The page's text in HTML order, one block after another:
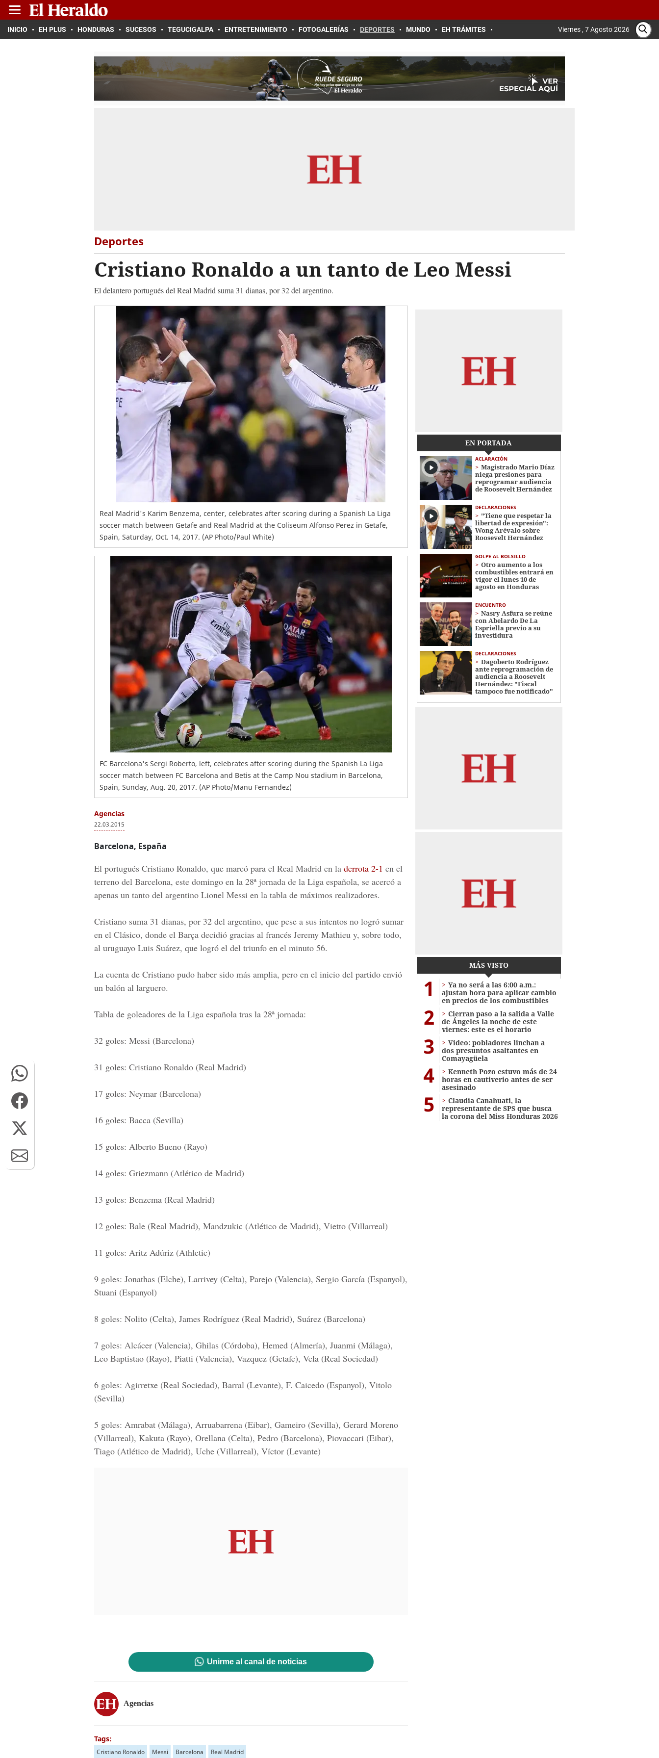
INICIO EH PLUS HONDURAS SUCESOS TEGUCIGALPA ENTRETENIMIENTO FOTOGALERÍAS DEPORTES MUNDO EH TRÁMITES Viernes , 7 Agosto 2026
Deportes
Cristiano Ronaldo a un tanto de Leo Messi
El delantero portugués del Real Madrid suma 31 dianas, por 32 del argentino.
Real Madrid's Karim Benzema, center, celebrates after scoring during a Spanish La Liga
soccer match between Getafe and Real Madrid at the Coliseum Alfonso Perez in Getafe,
Spain, Saturday, Oct. 14, 2017. (AP Photo/Paul White)
FC Barcelona's Sergi Roberto, left, celebrates after scoring during the Spanish La Liga
soccer match between FC Barcelona and Betis at the Camp Nou stadium in Barcelona,
Spain, Sunday, Aug. 20, 2017. (AP Photo/Manu Fernandez)
Agencias
22.03.2015
Barcelona, España
El portugués Cristiano Ronaldo, que marcó para el Real Madrid en la derrota 2-1 en el
terreno del Barcelona, este domingo en la 28ª jornada de la Liga española, se acercó a
apenas un tanto del argentino Lionel Messi en la tabla de máximos realizadores.
Cristiano suma 31 dianas, por 32 del argentino, que pese a sus intentos no logró sumar
en el Clásico, donde el Barça decidió gracias al francés Jeremy Mathieu y, sobre todo,
al uruguayo Luis Suárez, que logró el del triunfo en el minuto 56.
La cuenta de Cristiano pudo haber sido más amplia, pero en el inicio del partido envió
un balón al larguero.
Tabla de goleadores de la Liga española tras la 28ª jornada:
32 goles: Messi (Barcelona)
31 goles: Cristiano Ronaldo (Real Madrid)
17 goles: Neymar (Barcelona)
16 goles: Bacca (Sevilla)
15 goles: Alberto Bueno (Rayo)
14 goles: Griezmann (Atlético de Madrid)
13 goles: Benzema (Real Madrid)
12 goles: Bale (Real Madrid), Mandzukic (Atlético de Madrid), Vietto (Villarreal)
11 goles: Aritz Adúriz (Athletic)
9 goles: Jonathas (Elche), Larrivey (Celta), Parejo (Valencia), Sergio García (Espanyol),
Stuani (Espanyol)
8 goles: Nolito (Celta), James Rodríguez (Real Madrid), Suárez (Barcelona)
7 goles: Alcácer (Valencia), Ghilas (Córdoba), Hemed (Almería), Juanmi (Málaga),
Leo Baptistao (Rayo), Piatti (Valencia), Vazquez (Getafe), Vela (Real Sociedad)
6 goles: Agirretxe (Real Sociedad), Barral (Levante), F. Caicedo (Espanyol), Vitolo
(Sevilla)
5 goles: Amrabat (Málaga), Arruabarrena (Eibar), Gameiro (Sevilla), Gerard Moreno
(Villarreal), Kakuta (Rayo), Orellana (Celta), Pedro (Barcelona), Piovaccari (Eibar),
Tiago (Atlético de Madrid), Uche (Villarreal), Víctor (Levante)
Unirme al canal de noticias
Agencias
Tags:
Cristiano Ronaldo Messi Barcelona Real Madrid
EN PORTADA
ACLARACIÓN
Magistrado Mario Díaz
niega presiones para
reprogramar audiencia
de Roosevelt Hernández
DECLARACIONES
"Tiene que respetar la
libertad de expresión":
Wong Arévalo sobre
Roosevelt Hernández
GOLPE AL BOLSILLO
Otro aumento a los
combustibles entrará en
vigor el lunes 10 de
agosto en Honduras
ENCUENTRO
Nasry Asfura se reúne
con Abelardo De La
Espriella previo a su
investidura
DECLARACIONES
Dagoberto Rodríguez
ante reprogramación de
audiencia a Roosevelt
Hernández: "Fiscal
tampoco fue notificado"
MÁS VISTO
1
Ya no será a las 6:00 a.m.:
ajustan hora para aplicar cambio
en precios de los combustibles
2
Cierran paso a la salida a Valle
de Ángeles la noche de este
viernes: este es el horario
3
Video: pobladores linchan a
dos presuntos asaltantes en
Comayagüela
4
Kenneth Pozo estuvo más de 24
horas en cautiverio antes de ser
asesinado
5
Claudia Canahuati, la
representante de SPS que busca
la corona del Miss Honduras 2026